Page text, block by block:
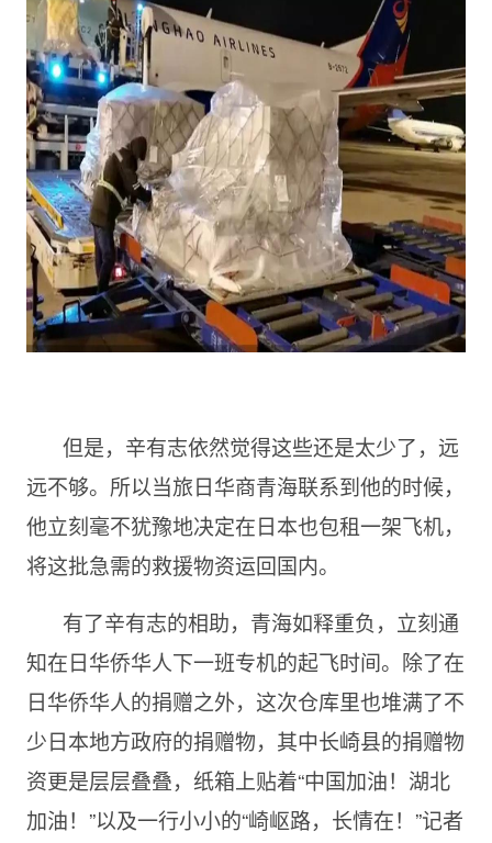
但是，辛有志依然觉得这些还是太少了，远
远不够。所以当旅日华商青海联系到他的时候，
他立刻毫不犹豫地决定在日本也包租一架飞机，
将这批急需的救援物资运回国内。
有了辛有志的相助，青海如释重负，立刻通
知在日华侨华人下一班专机的起飞时间。除了在
日华侨华人的捐赠之外，这次仓库里也堆满了不
少日本地方政府的捐赠物，其中长崎县的捐赠物
资更是层层叠叠，纸箱上贴着“中国加油！湖北
加油！”以及一行小小的“崎岖路，长情在！”记者